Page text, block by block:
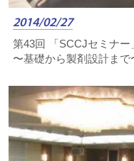
2014/02/27
第43回 「SCCJセミナ
〜基礎から製剤設計まで